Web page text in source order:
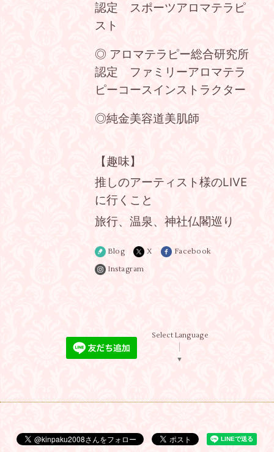
認定 スポーツアロマテラピ
スト
◎ アロマテラピー総合研究所
認定 ファミリーアロマテラ
ピーコースインストラクター
◎純金美容道美肌師
【趣味】
推しのアーティスト様のLIVE
に行くこと
旅行、温泉、神社仏閣巡り
Blog X
Facebook
Instagram
Select Language
▼